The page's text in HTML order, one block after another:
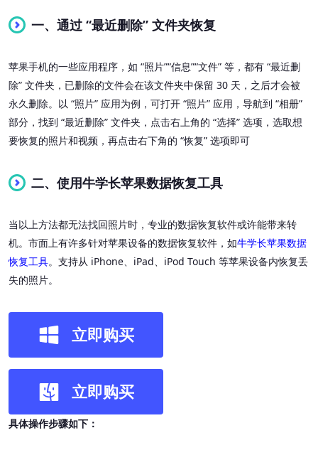
一、 通过 “最近删除” 文件夹恢复
苹果手机的一些应用程序，如 “照片”“信息”“文件” 等，都有 “最近删
除” 文件夹，已删除的文件会在该文件夹中保留 30 天，之后才会被
永久删除。以 “照片” 应用为例，可打开 “照片” 应用，导航到 “相册”
部分，找到 “最近删除” 文件夹，点击右上角的 “选择” 选项，选取想
要恢复的照片和视频，再点击右下角的 “恢复” 选项即可
二、 使用牛学长苹果数据恢复工具
当以上方法都无法找回照片时，专业的数据恢复软件或许能带来转
机。市面上有许多针对苹果设备的数据恢复软件，如牛学长苹果数据
恢复工具。支持从 iPhone、iPad、iPod Touch 等苹果设备内恢复丢
失的照片。
立即购买
立即购买
具体操作步骤如下：